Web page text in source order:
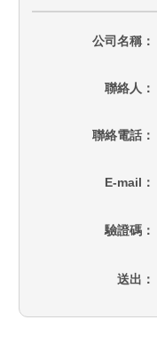
公司名稱
聯絡人
聯絡電話
E-mail
驗證碼
送出